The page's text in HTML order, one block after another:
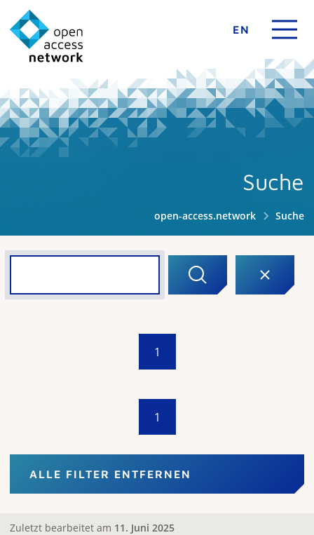
EN
Suche
open-access.network Suche
1
1
ALLE FILTER ENTFERNEN
Zuletzt bearbeitet am 11. Juni 2025